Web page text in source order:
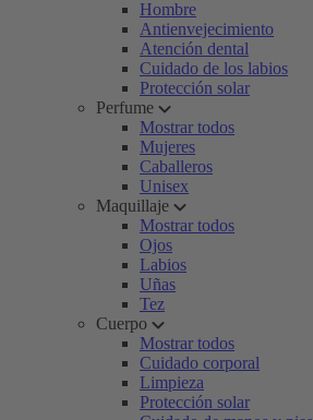
Hombre
Antienvejecimiento
Atención dental
Cuidado de los labios
Protección solar
Perfume
Mostrar todos
Mujeres
Caballeros
Unisex
Maquillaje
Mostrar todos
Ojos
Labios
Uñas
Tez
Cuerpo
Mostrar todos
Cuidado corporal
Limpieza
Protección solar